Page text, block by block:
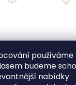
používáme
budeme
nabídky